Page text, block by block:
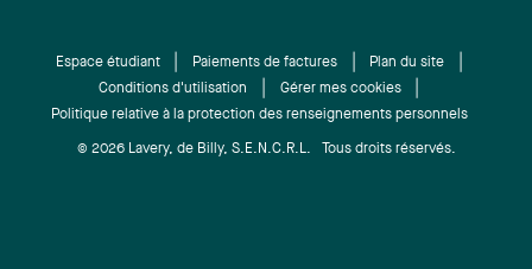
Espace étudiant Paiements de factures
Plan du site
Conditions d'utilisation
Gérer mes cookies
Politique relative à la protection des renseignements personnels
© 2026 Lavery, de Billy, S.E.N.C.R.L. Tous droits réservés.